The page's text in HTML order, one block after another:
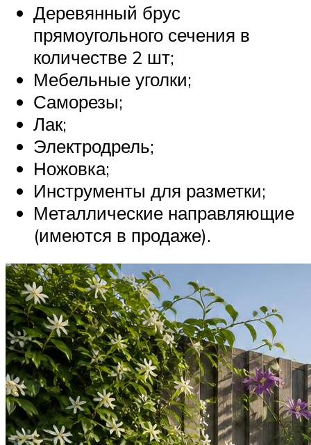
Деревянный брус
прямоугольного сечения в
количестве 2 шт;
Мебельные уголки;
Саморезы;
Лак;
Электродрель;
Ножовка;
Инструменты для разметки;
Металлические направляющие
(имеются в продаже).